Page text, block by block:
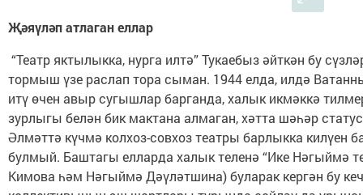
Җәяүләп атлаган еллар
“Театр яктылыкка, нурга илтә” Тукаебыз әйткән бу
тормыш үзе раслап тора сыман. 1944 елда, илдә
итү өчен авыр сугышлар барганда, халык икмәккә
зурлыгы белән бик мактана алмаган, хәтта шәһәр
Әлмәттә күчмә колхоз-совхоз театры барлыкка килүен
булмый. Баштагы елларда халык теленә “Ике Нәгыймә
Кимова һәм Нәгыймә Дәүләтшина) буларак кергән бу